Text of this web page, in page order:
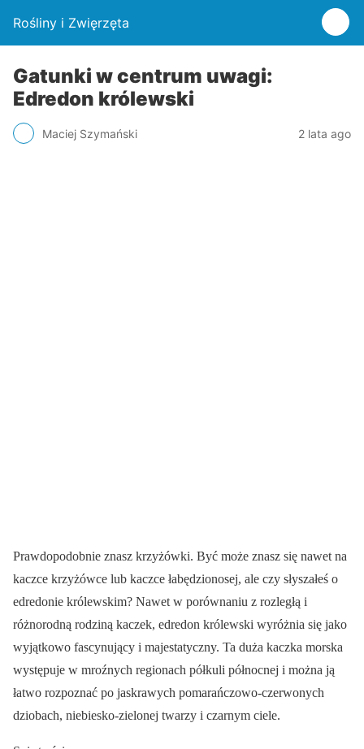
Rośliny i Zwięrzęta
Gatunki w centrum uwagi:
Edredon królewski
Maciej Szymański 2 lata ago
Prawdopodobnie znasz krzyżówki. Być może znasz się nawet na
kaczce krzyżówce lub kaczce łabędzionosej, ale czy słyszałeś o
edredonie królewskim? Nawet w porównaniu z rozległą i
różnorodną rodziną kaczek, edredon królewski wyróżnia się jako
wyjątkowo fascynujący i majestatyczny. Ta duża kaczka morska
występuje w mroźnych regionach półkuli północnej i można ją
łatwo rozpoznać po jaskrawych pomarańczowo-czerwonych
dziobach, niebiesko-zielonej twarzy i czarnym ciele.